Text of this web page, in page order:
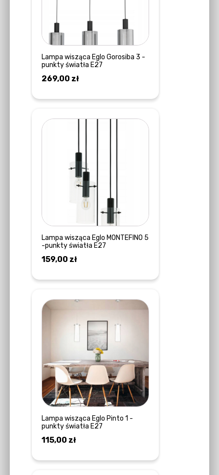
Lampa wisząca Eglo Gorosiba 3 -
punkty światła E27
269,00 zł
Lampa wisząca Eglo MONTEFINO 5
-punkty światła E27
159,00 zł
Lampa wisząca Eglo Pinto 1 -
punkty światła E27
115,00 zł